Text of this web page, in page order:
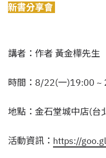
新書分享會
講者：作者 黃金樺先生
時間：8/22(一)19:00 ~
地點：金石堂城中店(台
活動資訊： https://